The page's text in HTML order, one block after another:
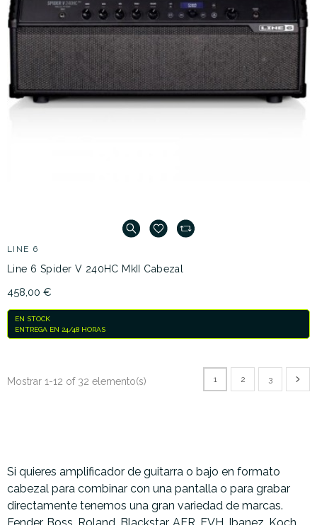
LINE 6
Line 6 Spider V 240HC MkII Cabezal
458,00 €
EN STOCK
ENTREGA EN 24/48 HORAS
Mostrar 1-12 of 32 elemento(s) 1 2 3
Si quieres amplificador de guitarra o bajo en formato
cabezal para combinar con una pantalla o para grabar
directamente tenemos una gran variedad de marcas.